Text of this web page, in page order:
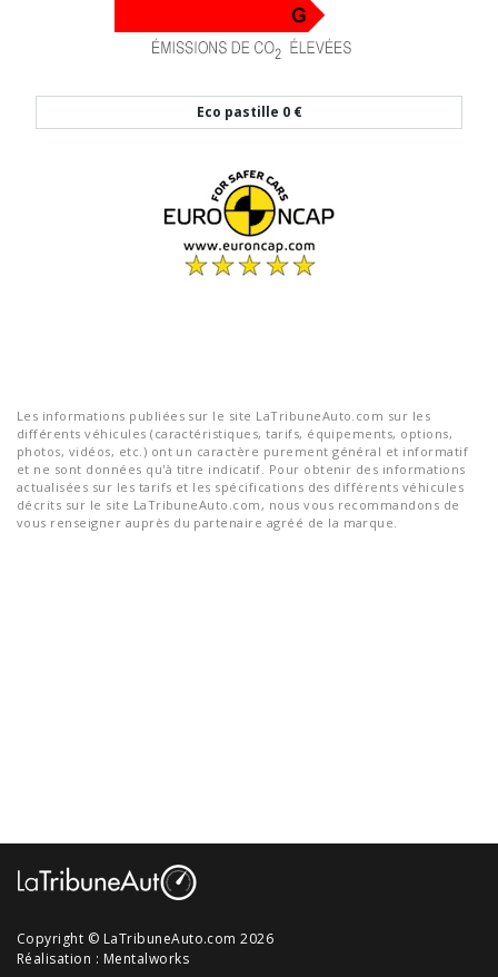
Eco pastille 0 €
Les informations publiées sur le site LaTribuneAuto.com sur les
différents véhicules (caractéristiques, tarifs, équipements, options,
photos, vidéos, etc.) ont un caractère purement général et informatif
et ne sont données qu'à titre indicatif. Pour obtenir des informations
actualisées sur les tarifs et les spécifications des différents véhicules
décrits sur le site LaTribuneAuto.com, nous vous recommandons de
vous renseigner auprès du partenaire agréé de la marque.
Copyright © LaTribuneAuto.com 2026
Réalisation : Mentalworks